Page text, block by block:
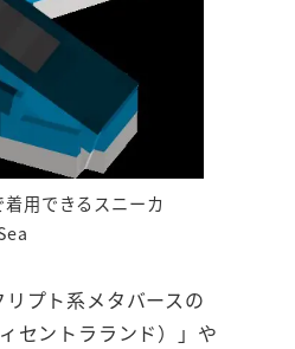
用できるスニーカ
プト系メタバースの
セントラランド）」や